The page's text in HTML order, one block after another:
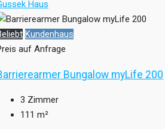
Haus
Kundenhaus
auf Anfrage
Bungalow myLife 200
3 Zimmer
111 m²